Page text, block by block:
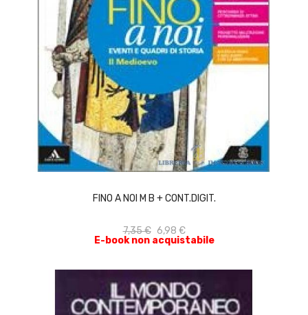
FINO A NOI M B + CONT.DIGIT.
7,35 € 6,98 €
E-book non acquistabile
ACQUISTA